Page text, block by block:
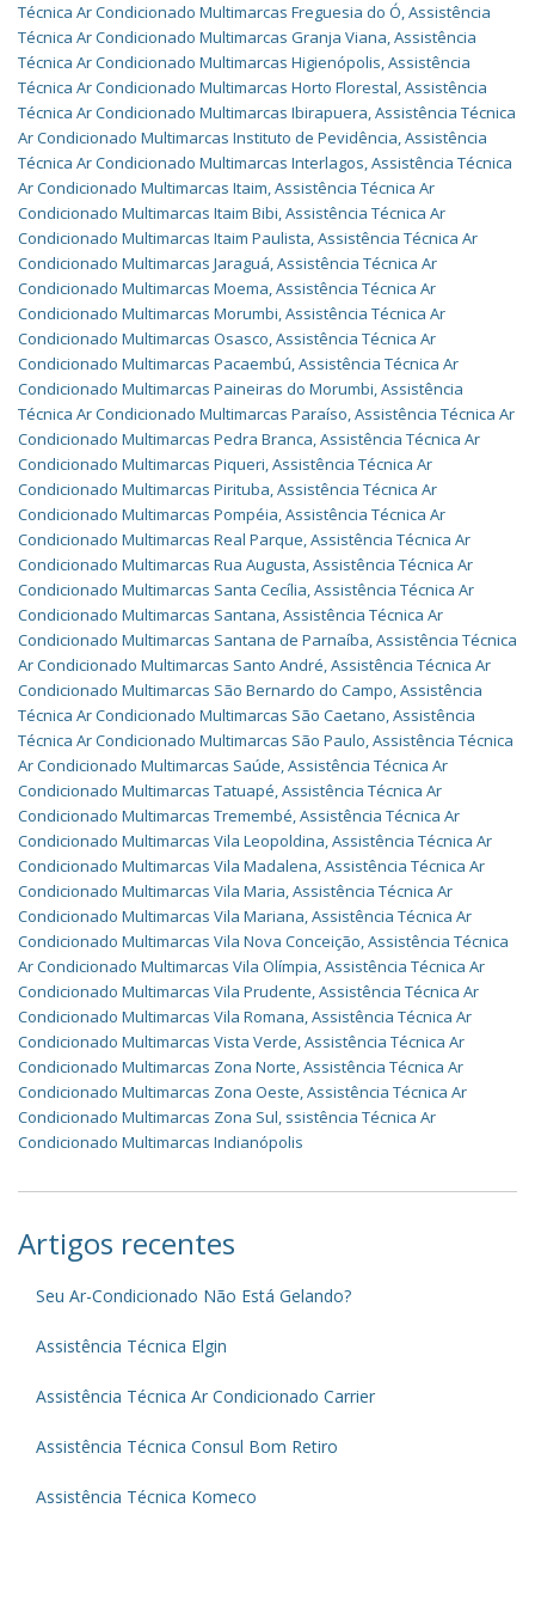
Técnica Ar Condicionado Multimarcas Freguesia do Ó,Assistência
Técnica Ar Condicionado Multimarcas Granja Viana,Assistência
Técnica Ar Condicionado Multimarcas Higienópolis,Assistência
Técnica Ar Condicionado Multimarcas Horto Florestal,Assistência
Técnica Ar Condicionado Multimarcas Ibirapuera,Assistência Técnica
Ar Condicionado Multimarcas Instituto de Pevidência,Assistência
Técnica Ar Condicionado Multimarcas Interlagos,Assistência Técnica
Ar Condicionado Multimarcas Itaim,Assistência Técnica Ar
Condicionado Multimarcas Itaim Bibi,Assistência Técnica Ar
Condicionado Multimarcas Itaim Paulista,Assistência Técnica Ar
Condicionado Multimarcas Jaraguá,Assistência Técnica Ar
Condicionado Multimarcas Moema,Assistência Técnica Ar
Condicionado Multimarcas Morumbi,Assistência Técnica Ar
Condicionado Multimarcas Osasco,Assistência Técnica Ar
Condicionado Multimarcas Pacaembú,Assistência Técnica Ar
Condicionado Multimarcas Paineiras do Morumbi,Assistência
Técnica Ar Condicionado Multimarcas Paraíso,Assistência Técnica Ar
Condicionado Multimarcas Pedra Branca,Assistência Técnica Ar
Condicionado Multimarcas Piqueri,Assistência Técnica Ar
Condicionado Multimarcas Pirituba,Assistência Técnica Ar
Condicionado Multimarcas Pompéia,Assistência Técnica Ar
Condicionado Multimarcas Real Parque,Assistência Técnica Ar
Condicionado Multimarcas Rua Augusta,Assistência Técnica Ar
Condicionado Multimarcas Santa Cecília,Assistência Técnica Ar
Condicionado Multimarcas Santana,Assistência Técnica Ar
Condicionado Multimarcas Santana de Parnaíba,Assistência Técnica
Ar Condicionado Multimarcas Santo André,Assistência Técnica Ar
Condicionado Multimarcas São Bernardo do Campo,Assistência
Técnica Ar Condicionado Multimarcas São Caetano,Assistência
Técnica Ar Condicionado Multimarcas São Paulo,Assistência Técnica
Ar Condicionado Multimarcas Saúde,Assistência Técnica Ar
Condicionado Multimarcas Tatuapé,Assistência Técnica Ar
Condicionado Multimarcas Tremembé,Assistência Técnica Ar
Condicionado Multimarcas Vila Leopoldina,Assistência Técnica Ar
Condicionado Multimarcas Vila Madalena,Assistência Técnica Ar
Condicionado Multimarcas Vila Maria,Assistência Técnica Ar
Condicionado Multimarcas Vila Mariana,Assistência Técnica Ar
Condicionado Multimarcas Vila Nova Conceição,Assistência Técnica
Ar Condicionado Multimarcas Vila Olímpia,Assistência Técnica Ar
Condicionado Multimarcas Vila Prudente,Assistência Técnica Ar
Condicionado Multimarcas Vila Romana,Assistência Técnica Ar
Condicionado Multimarcas Vista Verde,Assistência Técnica Ar
Condicionado Multimarcas Zona Norte,Assistência Técnica Ar
Condicionado Multimarcas Zona Oeste,Assistência Técnica Ar
Condicionado Multimarcas Zona Sul, ssistência Técnica Ar
Condicionado Multimarcas Indianópolis
Artigos recentes
Seu Ar-Condicionado Não Está Gelando?
Assistência Técnica Elgin
Assistência Técnica Ar Condicionado Carrier
Assistência Técnica Consul Bom Retiro
Assistência Técnica Komeco